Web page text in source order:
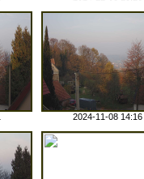
2024-11-08 14:16